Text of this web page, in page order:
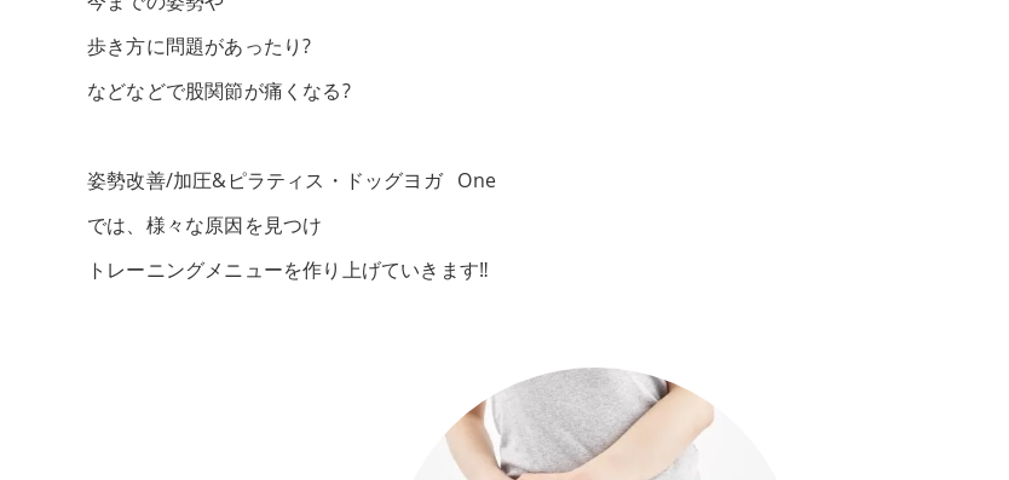
歩き方に問題があったり?
などなどで股関節が痛くなる?
姿勢改善/加圧&ピラティス・ドッグヨガ One
では、様々な原因を見つけ
トレーニングメニューを作り上げていきます‼️